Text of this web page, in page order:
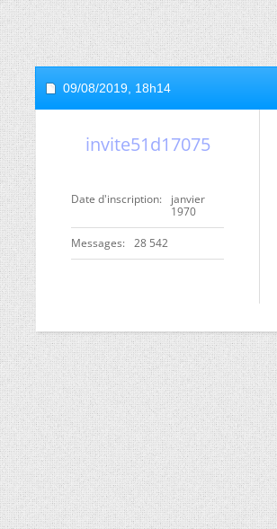
09/08/2019, 18h14
invite51d17075
Date d'inscription
janvier
1970
Messages 28 542